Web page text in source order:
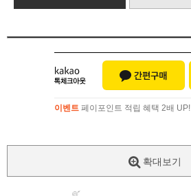
이벤트 페이포인트 적립 혜택 2배 UP!
확대보기